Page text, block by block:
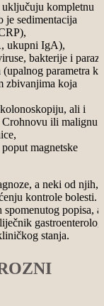
kompletnu
je sedimentacija
ukupni IgA),
bakterije i
(upalnog parametra
zbivanjima koja
ali i
Crohnovu ili malignu
poput magnetske
a neki od njih,
kontrole bolesti.
popisa, a
stanja.